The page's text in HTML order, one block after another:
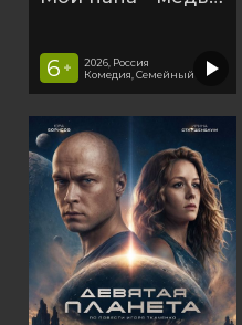
6 +
2026, Россия
Комедия, Семейный